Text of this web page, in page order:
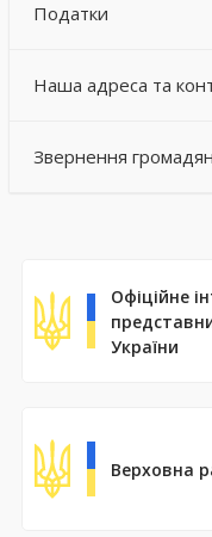
Податки
Наша адреса та
Звернення громадян
Офіційне
України
Верховна